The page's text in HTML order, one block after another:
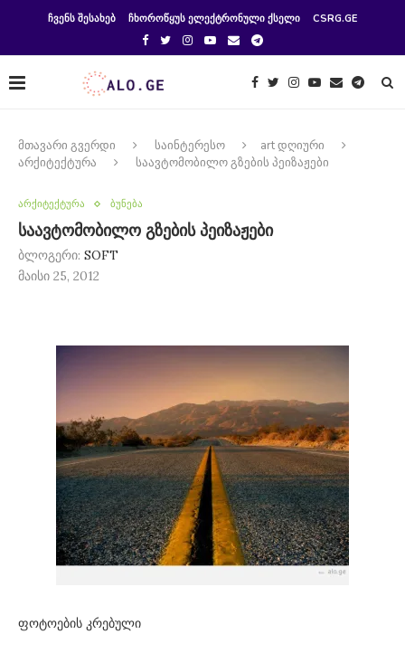
ᲩᲕᲔᲜᲡ ᲨᲔᲡᲐᲮᲔᲑ ᲩᲮᲝᲠᲝᲬᲧᲣᲡ ᲔᲚᲔᲥᲢᲠᲝᲜᲣᲚᲘ ᲥᲡᲔᲚᲘ CSRG.GE
მთავარი გვერდი საინტერესო
art დღიური
არქიტექტურა
საავტომობილო გზების პეიზაჟები
არქიტექტურა ბუნება
საავტომობილო გზების პეიზაჟები
ბლოგერი: SOFT
მაისი 25, 2012
ფოტოების კრებული